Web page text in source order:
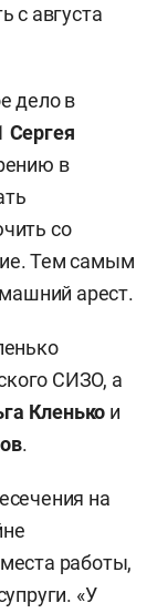
с августа
дело в
Сергея
в
со
Тем самым
арест.
СИЗО, а
Кленько и
.
на
работы,
«У